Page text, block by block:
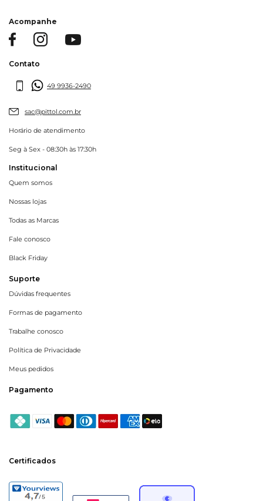
Acompanhe
Contato
49 9936-2490
sac@pittol.com.br
Horário de atendimento
Seg à Sex - 08:30h às 17:30h
Institucional
Quem somos
Nossas lojas
Todas as Marcas
Fale conosco
Black Friday
Suporte
Dúvidas frequentes
Formas de pagamento
Trabalhe conosco
Política de Privacidade
Meus pedidos
Pagamento
Certificados